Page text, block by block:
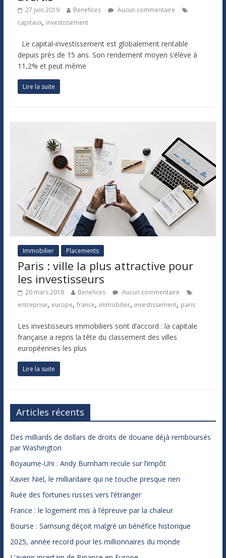
27 juin 2019 Benefices
Aucun commentaire
capitaux, investissement
Le capital-investissement est globalement rentable
depuis près de 15 ans. Son rendement moyen s’élève à
11,2% et peut même
Lire la suite
Immobilier Placements
Paris : ville la plus attractive pour
les investisseurs
20 mars 2018 Benefices
Aucun commentaire
entreprise, europe, france, immobilier, investissement, paris
Les investisseurs immobiliers sont d’accord : la capitale
française a repris la tête du classement des villes
européennes les plus
Lire la suite
Articles récents
Des milliards de dollars de droits de douane déjà remboursés
par Washington
Royaume-Uni : Andy Burnham recule sur l’impôt
Xavier Niel, le milliardaire qui ne touche presque rien
Ruée des fortunes russes vers l’étranger
France : le logement mis à l’épreuve par la chaleur
Bourse : Samsung déçoit malgré un bénéfice historique
2025, année record pour les millionnaires du monde